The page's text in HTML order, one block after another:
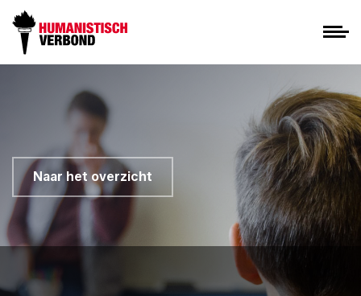
Naar het overzicht